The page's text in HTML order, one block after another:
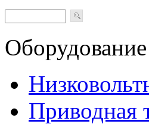
Оборудование
Приводная